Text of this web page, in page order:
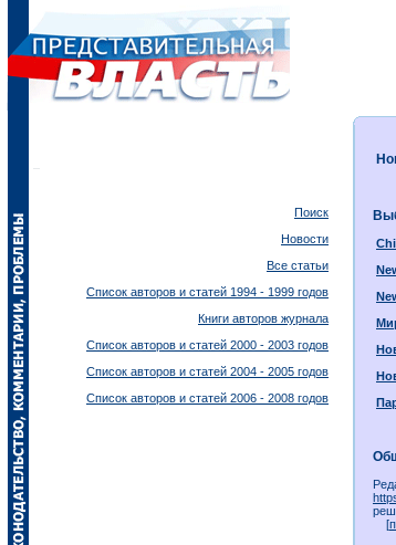
Поиск
Новости
Все статьи
Список авторов и статей 1994 - 1999 годов
Книги авторов журнала
Список авторов и статей 2000 - 2003 годов
Список авторов и статей 2004 - 2005 годов
Список авторов и статей 2006 - 2008 годов
[